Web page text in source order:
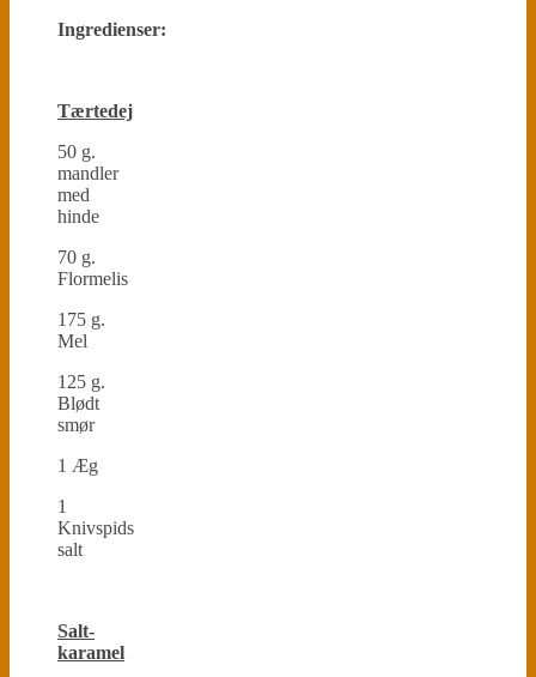
Ingredienser:
Tærtedej
50 g.
mandler
med
hinde
70 g.
Flormelis
175 g.
Mel
125 g.
Blødt
smør
1 Æg
1
Knivspids
salt
Salt-
karamel